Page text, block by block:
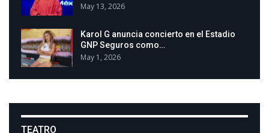
May 13, 2026
Karol G anuncia concierto en el Estadio
GNP Seguros como…
May 1, 2026
TEATRO